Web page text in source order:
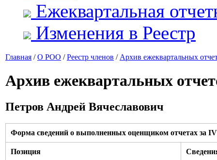
Ежеквартальная
Изменения в Реестр
Главная /О РОО /Реестр членов / Архив ежеквартальных
Архив ежеквартальных
Петров Андрей Вячеславович
Форма сведений о выполненных оценщиком отчетах за IV
Позиция